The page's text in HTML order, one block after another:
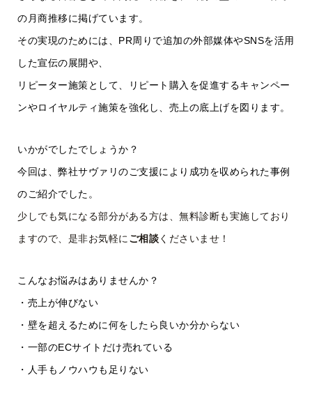
の月商推移に掲げています。
その実現のためには、PR周りで追加の外部媒体やSNSを活用
した宣伝の展開や、
リピーター施策として、リピート購入を促進するキャンペー
ンやロイヤルティ施策を強化し、売上の底上げを図ります。
いかがでしたでしょうか？
今回は、弊社サヴァリのご支援により成功を収められた事例
のご紹介でした。
少しでも気になる部分がある方は、無料診断も実施しており
ますので、是非お気軽に ご相談くださいませ！
こんなお悩みはありませんか？
・売上が伸びない
・壁を超えるために何をしたら良いか分からない
・一部のECサイトだけ売れている
・人手もノウハウも足りない